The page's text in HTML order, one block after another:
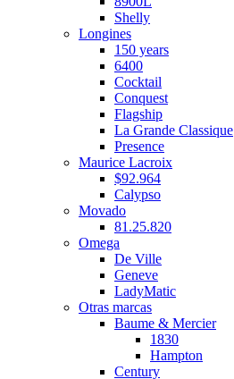
Shelly
Longines
150 years
6400
Cocktail
Conquest
Flagship
La Grande Classique
Presence
Maurice Lacroix
$92.964
Calypso
Movado
81.25.820
Omega
De Ville
Geneve
LadyMatic
Otras marcas
Baume & Mercier
1830
Hampton
Century